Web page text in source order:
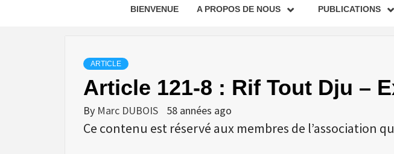
BIENVENUE A PROPOS DE NOUS PUBLICATIONS
ARTICLE
Article 121-8 : Rif Tout Dju –
By Marc DUBOIS 58 années ago
Ce contenu est réservé aux membres de l’association